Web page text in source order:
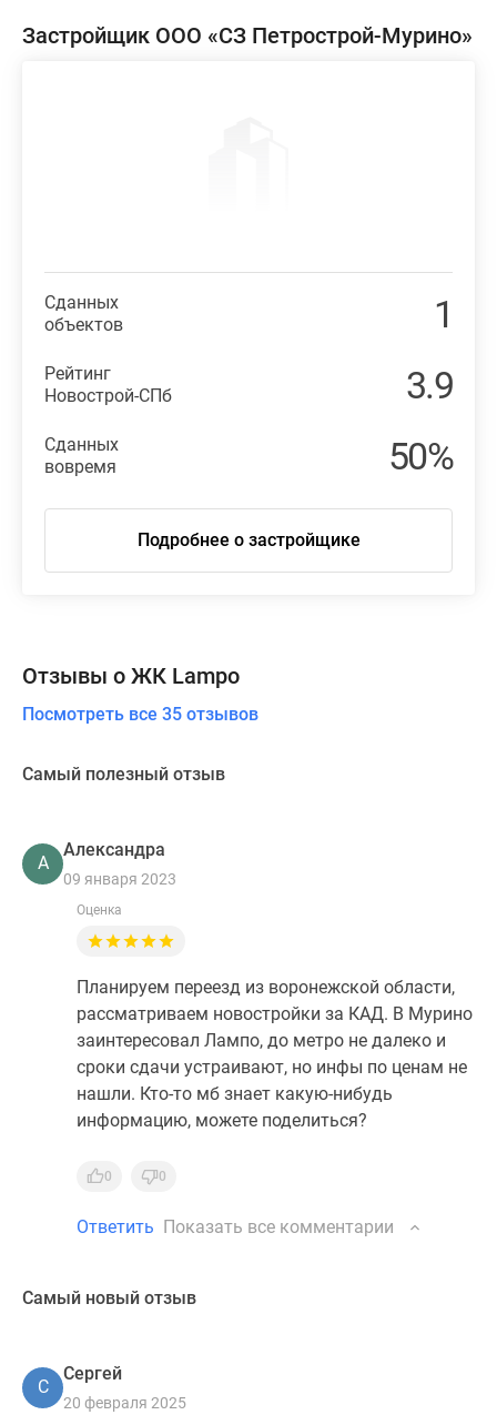
Застройщик ООО «СЗ Петрострой-Мурино»
Сданных
объектов
1
Рейтинг
Новострой-СПб
3.9
Сданных
вовремя
50%
Подробнее о застройщике
Отзывы о ЖК Lampo
Посмотреть все 35 отзывов
Самый полезный отзыв
А
Александра
09 января 2023
Оценка
Планируем переезд из воронежской области,
рассматриваем новостройки за КАД. В Мурино
заинтересовал Лампо, до метро не далеко и
сроки сдачи устраивают, но инфы по ценам не
нашли. Кто-то мб знает какую-нибудь
информацию, можете поделиться?
0 0
Ответить Показать все комментарии
Самый новый отзыв
С
Сергей
20 февраля 2025